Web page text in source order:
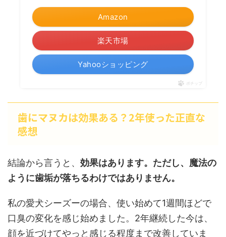
Amazon
楽天市場
Yahooショッピング
ポチップ
歯にマヌカは効果ある？2年使った正直な
感想
結論から言うと、 効果はあります。ただし、魔法の
ように歯垢が落ちるわけではありません。
私の愛犬シーズーの場合、使い始めて1週間ほどで
口臭の変化を感じ始めました。2年継続した今は、
顔を近づけてやっと感じる程度まで改善していま